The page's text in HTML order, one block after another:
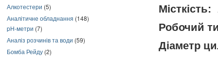
Алкотестери (5)
Аналітичне обладнання (148)
pH-метри (7)
Аналіз розчинів та води (59)
Бомба Рейду (2)
Місткість:
Робочий
Діаметр